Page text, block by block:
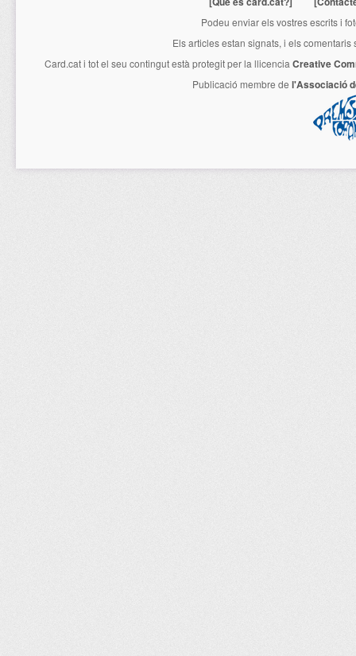
Podeu enviar els vostres escrits i
Els articles estan signats, i els
Card.cati tot el seu contingut està protegit per la llicenciaCreative
Publicació membre de l'Associació